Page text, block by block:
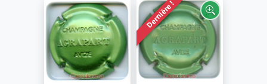
Dernière !